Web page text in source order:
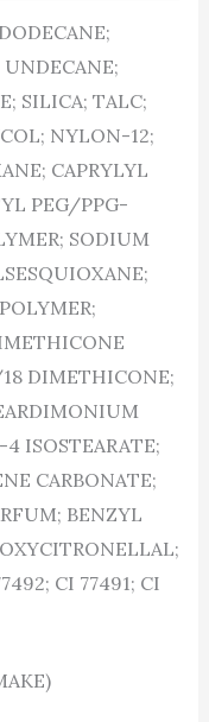
SILICA; TALC;
NYLON-12;
CAPRYLYL
PEG/PPG-
SODIUM
DIMETHICONE;
ISOSTEARATE;
CARBONATE;
BENZYL
CI 77491; CI